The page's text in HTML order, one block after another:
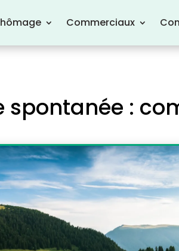
Commerciaux
: